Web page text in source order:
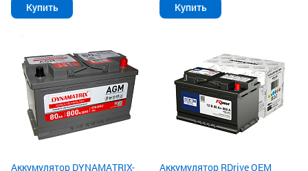
Купить Купить
Аккумулятор DYNAMATRIX- Аккумулятор RDrive OEM